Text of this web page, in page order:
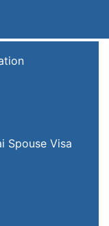
Spouse Visa